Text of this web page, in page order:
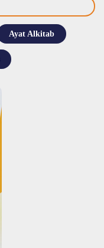
Ayat Alkitab